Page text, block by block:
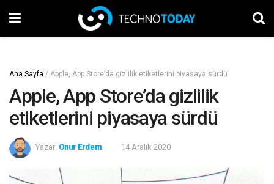
Ana Sayfa / Apple, App Store’da gizlilik etiketlerini piyasaya sürdü
Apple, App Store’da gizlilik
etiketlerini piyasaya sürdü
Yazar: Onur Erdem 14 Aralık 2020